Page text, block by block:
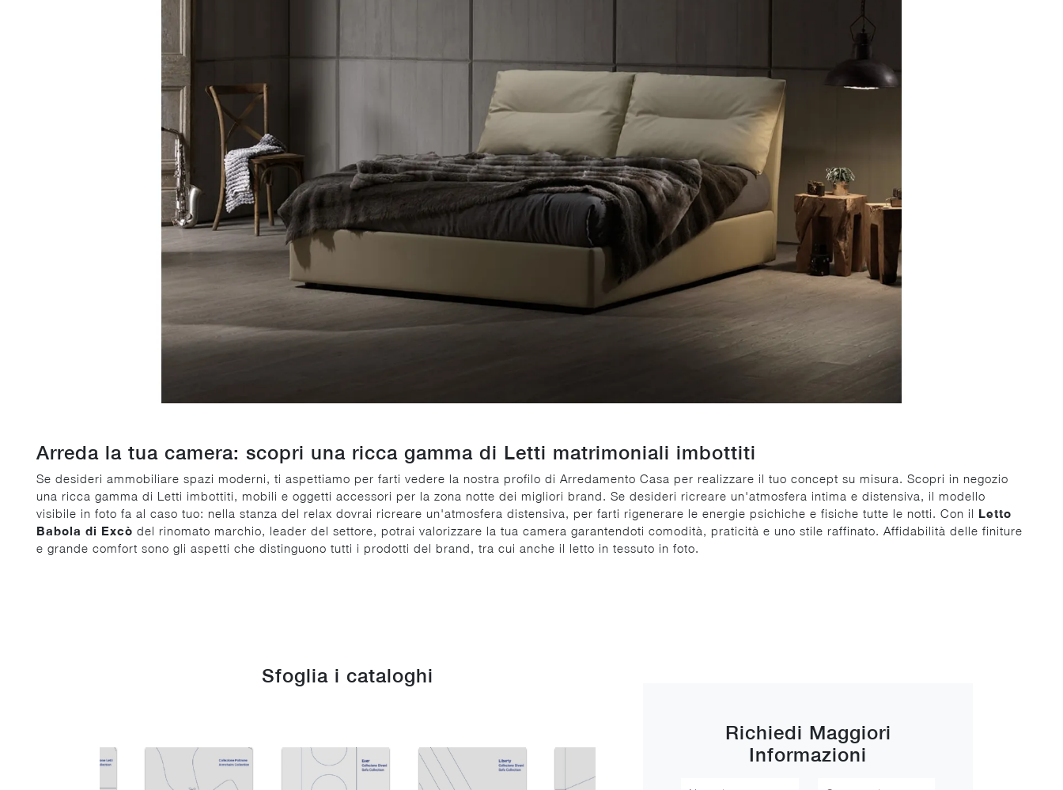
Arreda la tua camera: scopri una ricca gamma di Letti matrimoniali imbottiti
Se desideri ammobiliare spazi moderni, ti aspettiamo per farti vedere la nostra profilo di Arredamento Casa per realizzare il tuo concept su misura. Scopri in negozio
una ricca gamma di Letti imbottiti, mobili e oggetti accessori per la zona notte dei migliori brand. Se desideri ricreare un'atmosfera intima e distensiva, il modello
visibile in foto fa al caso tuo: nella stanza del relax dovrai ricreare un'atmosfera distensiva, per farti rigenerare le energie psichiche e fisiche tutte le notti. Con il Letto
Babola di Excò del rinomato marchio, leader del settore, potrai valorizzare la tua camera garantendoti comodità, praticità e uno stile raffinato. Affidabilità delle finiture
e grande comfort sono gli aspetti che distinguono tutti i prodotti del brand, tra cui anche il letto in tessuto in foto.
Sfoglia i cataloghi
Richiedi Maggiori
Informazioni